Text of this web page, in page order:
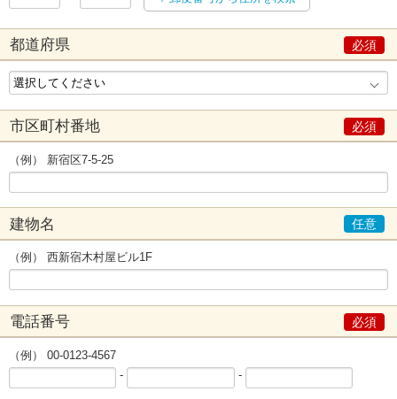
都道府県
市区町村番地
（例） 新宿区7-5-25
建物名
（例） 西新宿木村屋ビル1F
電話番号
（例） 00-0123-4567
-
-